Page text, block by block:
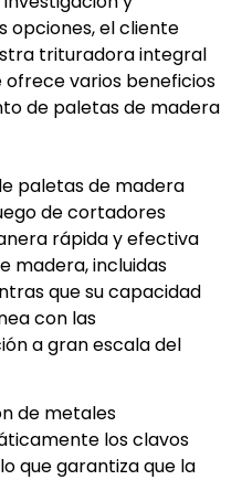
opciones, el cliente
trituradora integral
varios beneficios
de paletas de madera
paletas de madera
de cortadores
rápida y efectiva
madera, incluidas
que su capacidad
con las
a gran escala del
de metales
los clavos
que garantiza que la